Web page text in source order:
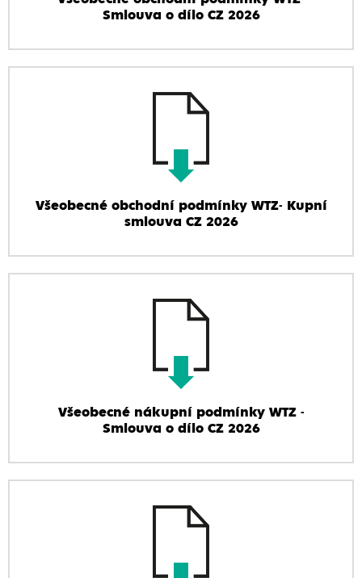
Smlouva o dílo CZ 2026
Všeobecné obchodní podmínky WTZ- Kupní
smlouva CZ 2026
Všeobecné nákupní podmínky WTZ -
Smlouva o dílo CZ 2026